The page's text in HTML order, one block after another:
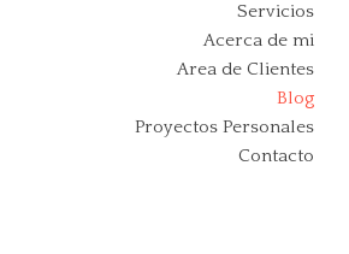
Servicios
Acerca de mi
Area de Clientes
Blog
Proyectos Personales
Contacto